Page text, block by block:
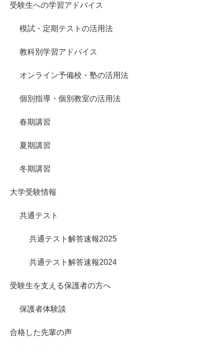
受験生への学習アドバイス
模試・定期テストの活用法
教科別学習アドバイス
オンライン予備校・塾の活用法
個別指導・個別教室の活用法
春期講習
夏期講習
冬期講習
大学受験情報
共通テスト
共通テスト解答速報2025
共通テスト解答速報2024
受験生を支える保護者の方へ
保護者体験談
合格した先輩の声